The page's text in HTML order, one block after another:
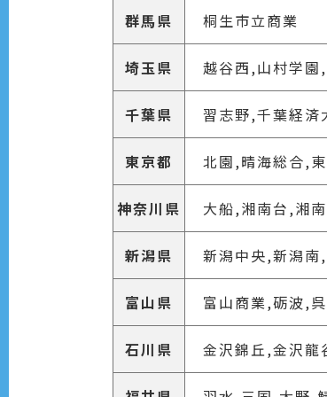
群馬県 桐生市立商業
埼玉県 越谷西,山村学園
千葉県 習志野,千葉経済
東京都 北園,晴海総合,
神奈川県 大船,湘南台,湘
新潟県 新潟中央,新潟
富山県 富山商業,砺波,
石川県 金沢錦丘,金沢龍